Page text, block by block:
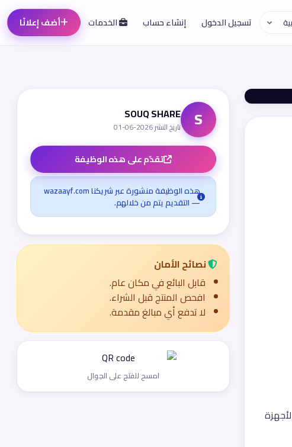
تسجيل الدخول إنشاء حساب الخدمات أضف إعلانًا
S
SOUQ SHARE
تاريخ النشر 2026-06-01
تقدّم على هذه الوظيفة
هذه الوظيفة منشورة عبر شريكنا wazaayf.com
— التقديم يتم من خلالهم.
نصائح الأمان
قابل البائع في مكان عام.
افحص المنتج قبل الشراء.
لا تدفع أي مبالغ مقدمة.
امسح للفتح على الجوال